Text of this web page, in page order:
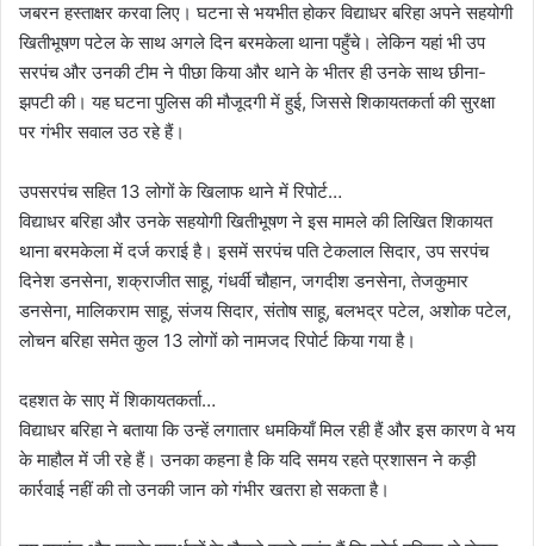
जबरन हस्ताक्षर करवा लिए। घटना से भयभीत होकर विद्याधर बरिहा अपने सहयोगी
खितीभूषण पटेल के साथ अगले दिन बरमकेला थाना पहुँचे। लेकिन यहां भी उप
सरपंच और उनकी टीम ने पीछा किया और थाने के भीतर ही उनके साथ छीना-
झपटी की। यह घटना पुलिस की मौजूदगी में हुई, जिससे शिकायतकर्ता की सुरक्षा
पर गंभीर सवाल उठ रहे हैं।
उपसरपंच सहित 13 लोगों के खिलाफ थाने में रिपोर्ट…
विद्याधर बरिहा और उनके सहयोगी खितीभूषण ने इस मामले की लिखित शिकायत
थाना बरमकेला में दर्ज कराई है। इसमें सरपंच पति टेकलाल सिदार, उप सरपंच
दिनेश डनसेना, शक्राजीत साहू, गंधर्वी चौहान, जगदीश डनसेना, तेजकुमार
डनसेना, मालिकराम साहू, संजय सिदार, संतोष साहू, बलभद्र पटेल, अशोक पटेल,
लोचन बरिहा समेत कुल 13 लोगों को नामजद रिपोर्ट किया गया है।
दहशत के साए में शिकायतकर्ता…
विद्याधर बरिहा ने बताया कि उन्हें लगातार धमकियाँ मिल रही हैं और इस कारण वे भय
के माहौल में जी रहे हैं। उनका कहना है कि यदि समय रहते प्रशासन ने कड़ी
कार्रवाई नहीं की तो उनकी जान को गंभीर खतरा हो सकता है।